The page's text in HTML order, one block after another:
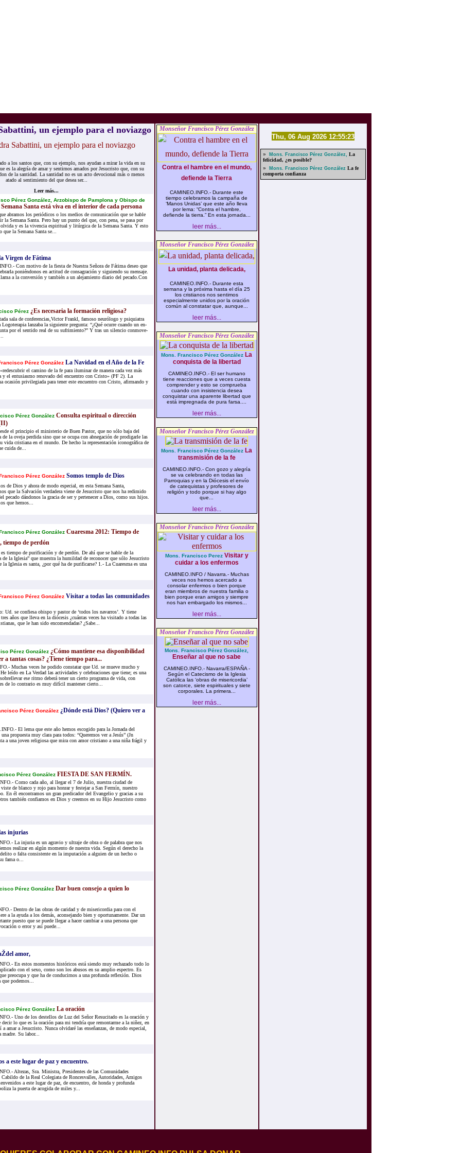
un ejemplo para el noviazgo
a los santos que, con su ejemplo, nos ayudan a mirar la vida en su
es la alegría de amar y sentirnos amados por Jesucristo que, con su
de la santidad. La santidad no es un acto devocional más o menos
atado al sentimiento del que desea ser...
Leer más...
Pérez González, Arzobispo de Pamplona y Obispo de
Santa está viva en el interior de cada persona
abramos los periódicos o los medios de comunicación que se hable
la Semana Santa. Pero hay un punto del que, con pena, se pasa por
y es la vivencia espiritual y litúrgica de la Semana Santa. Y esto
la Semana Santa se...
Virgen de Fátima
Con motivo de la fiesta de Nuestra Señora de Fátima deseo que
poniéndonos en actitud de consagración y siguiendo su mensaje.
a la conversión y también a un alejamiento diario del pecado.Con
Pé­rez ¿Es ne­ce­sa­ria la for­ma­ción re­li­gio­sa?
sala de con­fe­ren­cias,Vic­tor Frankl, fa­mo­so neu­ró­lo­go y psi­quia­tra
Lo­go­te­ra­pia lan­za­ba la si­guien­te pre­gun­ta: “¿Qué ocu­rre cuan­do un en­
por el sen­ti­do real de su su­fri­mien­to?” Y tras un si­len­cio con­mo­ve­
Pérez GonzálezLa Navidad en el Año de la Fe
el camino de la fe para iluminar de manera cada vez más
y el entusiasmo renovado del encuentro con Cristo» (PF 2). La
ocasión privilegiada para tener este encuentro con Cristo, afirmando y
Pérez GonzálezConsulta espiritual o dirección
el principio el ministerio de Buen Pastor, que no sólo baja del
de la oveja perdida sino que se ocupa con abnegación de prodigarle las
vida cristiana en el mundo. De hecho la representación iconográfica de
cuida de...
Pérez GonzálezSomos templo de Dios
de Dios y ahora de modo especial, en esta Semana Santa,
que la Salvación verdadera viene de Jesucristo que nos ha redimido
pecado dándonos la gracia de ser y pertenecer a Dios, como sus hijos.
que hemos...
Pérez GonzálezCuaresma 2012: Tiempo de
tiempo de perdón
es tiempo de purificación y de perdón. De ahí que se hable de la
la Iglesia” que muestra la humildad de reconocer que sólo Jesucristo
Iglesia es santa, ¿por qué ha de purificarse? 1.- La Cuaresma es una
Pérez GonzálezVisitar a todas las comunidades
Ud. se confiesa obispo y pastor de ‘todos los navarros’. Y tiene
años que lleva en la diócesis ¿cuántas veces ha visitado a todas las
que le han sido encomendadas? ¿Sabe...
Pérez González¿Cómo mantiene esa disponibilidad
a tantas cosas? ¿Tiene tiempo para...
Muchas veces he podido constatar que Ud. se mueve mucho y
leído en La Verdad las actividades y celebraciones que tiene; es una
ese ritmo deberá tener un cierto programa de vida, con
de lo contrario es muy difícil mantener cierto...
Pérez González¿Dónde está Dios? (Quiero ver a
El lema que este año hemos escogido para la Jornada del
propuesta muy clara para todos: “Queremos ver a Jesús” (Jn
a una joven religiosa que mira con amor cristiano a una niña frágil y
Pérez GonzálezFIESTA DE SAN FERMÍN.
Como cada año, al llegar el 7 de Julio, nuestra ciudad de
de blanco y rojo para honrar y festejar a San Fermín, nuestro
En él encontramos un gran predicador del Evangelio y gracias a su
también confiamos en Dios y creemos en su Hijo Jesucristo como
injurias
La injuria es un agravio y ultraje de obra o de palabra que nos
realizar en algún momento de nuestra vida. Según el derecho la
o falta consistente en la imputación a alguien de un hecho o
fama o...
Pérez González Dar buen consejo a quien lo
Dentro de las obras de caridad y de misericordia para con el
a la ayuda a los demás, aconsejando bien y oportunamente. Dar un
puesto que se puede llegar a hacer cambiar a una persona que
o error y así puede...
amor,
En estos momentos históricos está siendo muy rechazado todo lo
con el sexo, como son los abusos en su amplio espectro. Es
preocupa y que ha de conducirnos a una profunda reflexión. Dios
podemos...
Pérez GonzálezLa oración
Uno de los destellos de Luz del Señor Resucitado es la oración y
lo que es la oración para mi tendría que remontarme a la niñez, en
a amar a Jesucristo. Nunca olvidaré las enseñanzas, de modo especial,
Su labor...
a este lugar de paz y encuentro.
Altezas, Sra. Ministra, Presidentes de las Comunidades
Cabildo de la Real Colegiata de Roncesvalles, Autoridades, Amigos
a este lugar de paz, de encuentro, de honda y profunda
la puerta de acogida de miles y...
Monseñor Francisco Pérez González
Contra el hambre en el mundo,
defiende la Tierra
CAMINEO.INFO.- Durante este
tiempo celebramos la campaña de
‘Manos Unidas’ que este año lleva
por lema: “Contra el hambre,
defiende la tierra.” En esta jornada...
leer más...
Monseñor Francisco Pérez González
La unidad, planta delicada,
CAMINEO.INFO.- Durante esta
semana y la próxima hasta el día 25
los cristianos nos sentimos
especialmente unidos por la oración
común al constatar que, aunque...
leer más...
Monseñor Francisco Pérez González
Mons. Francisco Pérez González La
conquista de la libertad
CAMINEO.INFO.- El ser humano
tiene reacciones que a veces cuesta
comprender y esto se comprueba
cuando con insistencia desea
conquistar una aparente libertad que
está impregnada de pura farsa....
leer más...
Monseñor Francisco Pérez González
Mons. Francisco Pérez González La
transmisión de la fe
CAMINEO.INFO.- Con gozo y alegría
se va celebrando en todas las
Parroquias y en la Diócesis el envío
de catequistas y profesores de
religión y todo porque si hay algo
que...
leer más...
Monseñor Francisco Pérez González
Mons. Francisco Perez Visitar y
cuidar a los enfermos
CAMINEO.INFO / Navarra.- Muchas
veces nos hemos acercado a
consolar enfermos o bien porque
eran miembros de nuestra familia o
bien porque eran amigos y siempre
nos han embargado los mismos...
leer más...
Monseñor Francisco Pérez González
Mons. Francisco Pérez González,
Enseñar al que no sabe
CAMINEO.INFO.- Navarra/ESPAÑA -
Según el Catecismo de la Iglesia
Católica las ‘obras de misericordia’
son catorce, siete espirituales y siete
corporales. La primera...
leer más...
Thu, 06 Aug 2026 12:55:23
» Mons. Francisco Pérez González, La
felicidad, ¿es posible?
»
Mons. Francisco Pérez González La fe
comporta confianza